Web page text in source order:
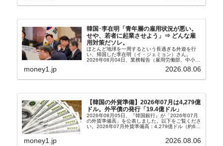
韓国･李在明「青年層の雇用状況が悪い。
せや、若者に起業させよう」⇒ どんな雇
用対策だソレ。
ほとんど地球を一周するという長過ぎる外遊を行
い、帰国した李在明（イ・ジェミョン）さん。
2026年08月04日、業務報告（雇用労働部、中小ベ
上、韓国大統領に成りおおせた李在明（イ・ジェミ
money1.jp 2026.08.06
【韓国の外貨準備】2026年07月は4,279億
ドル。外平債の発行「19.4億ドル」
2026年08月05日、『韓国銀行』が「2026年07月
の外貨準備高」を公表しました。以下をご覧くださ
い。2026年07月外貨準備高：4,279億ドル（約67
money1.jp 2026.08.06